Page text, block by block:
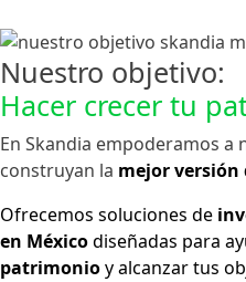
Nuestro objetivo:
Hacer crecer tu
En Skandia empoderamos
construyan la mejor
Ofrecemos soluciones de
en Méxicodiseñadas para
patrimonioy alcanzar tus